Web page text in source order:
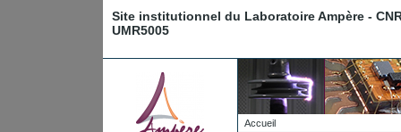
Site institutionnel du Laboratoire Ampère -
UMR5005
Accueil